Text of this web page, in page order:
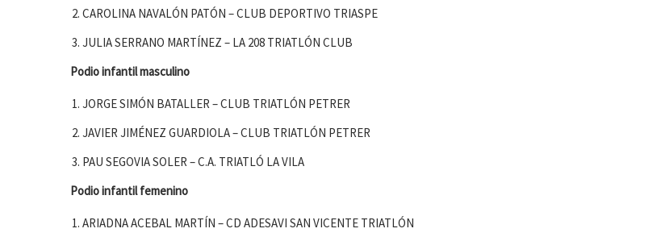
CAROLINA NAVALÓN PATÓN – CLUB DEPORTIVO TRIASPE
JULIA SERRANO MARTÍNEZ – LA 208 TRIATLÓN CLUB
Podio infantil masculino
JORGE SIMÓN BATALLER – CLUB TRIATLÓN PETRER
JAVIER JIMÉNEZ GUARDIOLA – CLUB TRIATLÓN PETRER
PAU SEGOVIA SOLER – C.A. TRIATLÓ LA VILA
Podio infantil femenino
ARIADNA ACEBAL MARTÍN – CD ADESAVI SAN VICENTE TRIATLÓN